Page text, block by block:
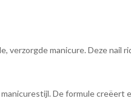
verzorgde manicure. Deze nail
De formule creëert